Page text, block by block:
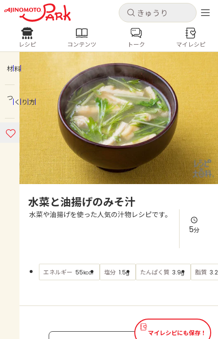
キャンセル
ログインするとレシピを保存できます
ログイン 新規登録
ホーム
コンテンツ
レシピ
よくあるお問い合わせ
AJINOMOTO PARK とは
キャンセル
レシピ コンテンツ
人気の食材・レシピ
きゅうり なす トマト
とうもろこし
ピーマン
みょうが ゴーヤ
レシピ コンテンツ トーク マイレシピ
材料
つくり方
水菜と油揚げのみそ汁
水菜や油揚げを使った人気の汁物レシピです。
5分
エネルギー 55kcal 塩分 1.5g たんぱく質 3.9g 脂質 3.2
マイレシピにも保存！